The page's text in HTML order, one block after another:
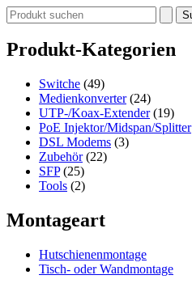
Suchen
nach:
Produkt-Kategorien
Switche (49)
Medienkonverter (24)
UTP-/Koax-Extender (19)
PoE Injektor/Midspan/Splitter
DSL Modems (3)
Zubehör (22)
SFP (25)
Tools (2)
Montageart
Hutschienenmontage
Tisch- oder Wandmontage